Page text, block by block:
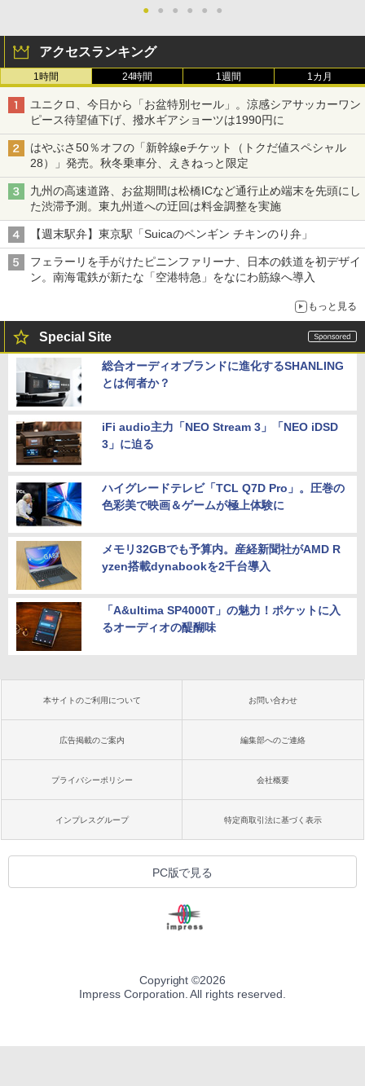
● ● ● ● ● ●
アクセスランキング
1時間 24時間 1週間 1カ月
ユニクロ、今日から「お盆特別セール」。涼感シアサッカーワン
ピース待望値下げ、撥水ギアショーツは1990円に
はやぶさ50％オフの「新幹線eチケット（トクだ値スペシャル
28）」発売。秋冬乗車分、えきねっと限定
九州の高速道路、お盆期間は松橋ICなど通行止め端末を先頭にし
た渋滞予測。東九州道への迂回は料金調整を実施
【週末駅弁】東京駅「Suicaのペンギン チキンのり弁」
フェラーリを手がけたピニンファリーナ、日本の鉄道を初デザイ
ン。南海電鉄が新たな「空港特急」をなにわ筋線へ導入
もっと見る
Special Site
総合オーディオブランドに進化するSHANLING
とは何者か？
iFi audio主力「NEO Stream 3」「NEO iDSD
3」に迫る
ハイグレードテレビ「TCL Q7D Pro」。圧巻の
色彩美で映画＆ゲームが極上体験に
メモリ32GBでも予算内。産経新聞社がAMD R
yzen搭載dynabookを2千台導入
「A&ultima SP4000T」の魅力！ポケットに入
るオーディオの醍醐味
本サイトのご利用について お問い合わせ
広告掲載のご案内 編集部へのご連絡
プライバシーポリシー 会社概要
インプレスグループ 特定商取引法に基づく表示
PC版で見る
Copyright ©2026
Impress Corporation. All rights reserved.